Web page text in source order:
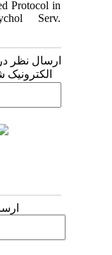
Protocol in
Serv.
ارسال نظر
الکترونیک